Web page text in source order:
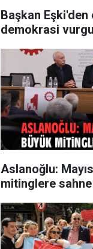
Başkan Eşki'den
demokrasi
Aslanoğlu:
mitinglere